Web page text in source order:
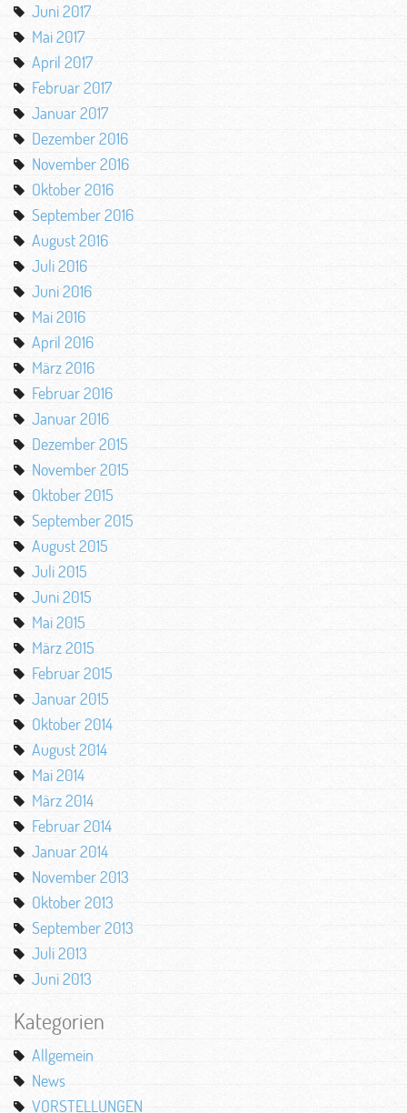
Juni 2017
Mai 2017
April 2017
Februar 2017
Januar 2017
Dezember 2016
November 2016
Oktober 2016
September 2016
August 2016
Juli 2016
Juni 2016
Mai 2016
April 2016
März 2016
Februar 2016
Januar 2016
Dezember 2015
November 2015
Oktober 2015
September 2015
August 2015
Juli 2015
Juni 2015
Mai 2015
März 2015
Februar 2015
Januar 2015
Oktober 2014
August 2014
Mai 2014
März 2014
Februar 2014
Januar 2014
November 2013
Oktober 2013
September 2013
Juli 2013
Juni 2013
Kategorien
Allgemein
News
VORSTELLUNGEN